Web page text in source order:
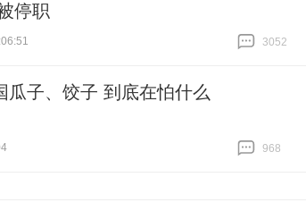
停职
3052
瓜子、饺子 到底在怕什么
968